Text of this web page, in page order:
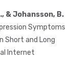
& Johansson, B.
Symptoms
Short and Long
Internet